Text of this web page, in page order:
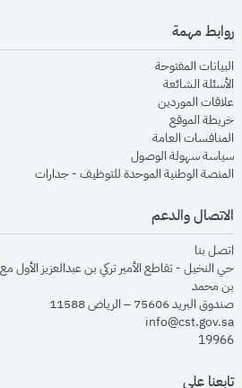
روابط مهمة
البيانات المفتوحةopens in new window
الأسئلة الشائعةopens in new window
علاقات الموردينopens in new window
خريطة الموقعopens in new window
المنافسات العامةopens in new window
سياسة سهولة الوصولopens in new window
المنصة الوطنية الموحدة للتوظيف - جدارات
الاتصال والدعم
اتصل بنا
حي النخيل - تقاطع الأمير تركي بن عبدالعزيز الأول
بن محمد
صندوق البريد 75606 – الرياض 11588
info@cst.gov.sa
19966
تابعنا على